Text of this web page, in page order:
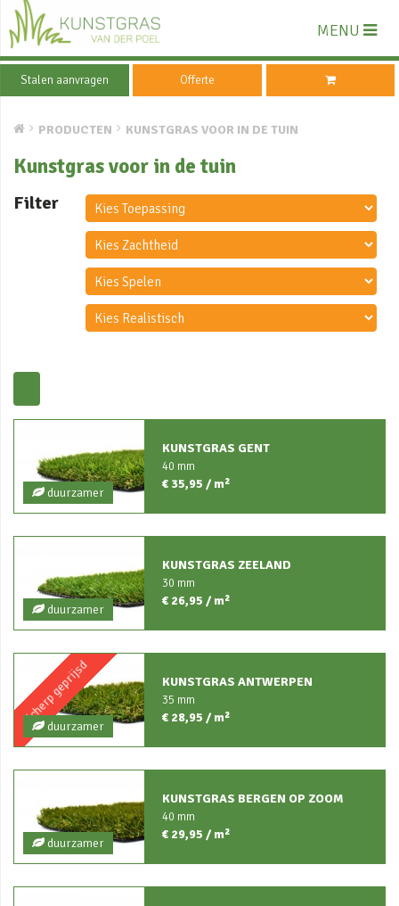
MENU
Stalen aanvragen Offerte
PRODUCTEN KUNSTGRAS VOOR IN DE TUIN
Kunstgras voor in de tuin
Filter
duurzamer
KUNSTGRAS GENT
40 mm
€ 35,95 / m²
duurzamer
KUNSTGRAS ZEELAND
30 mm
€ 26,95 / m²
Scherp geprijsd
duurzamer
KUNSTGRAS ANTWERPEN
35 mm
€ 28,95 / m²
duurzamer
KUNSTGRAS BERGEN OP ZOOM
40 mm
€ 29,95 / m²